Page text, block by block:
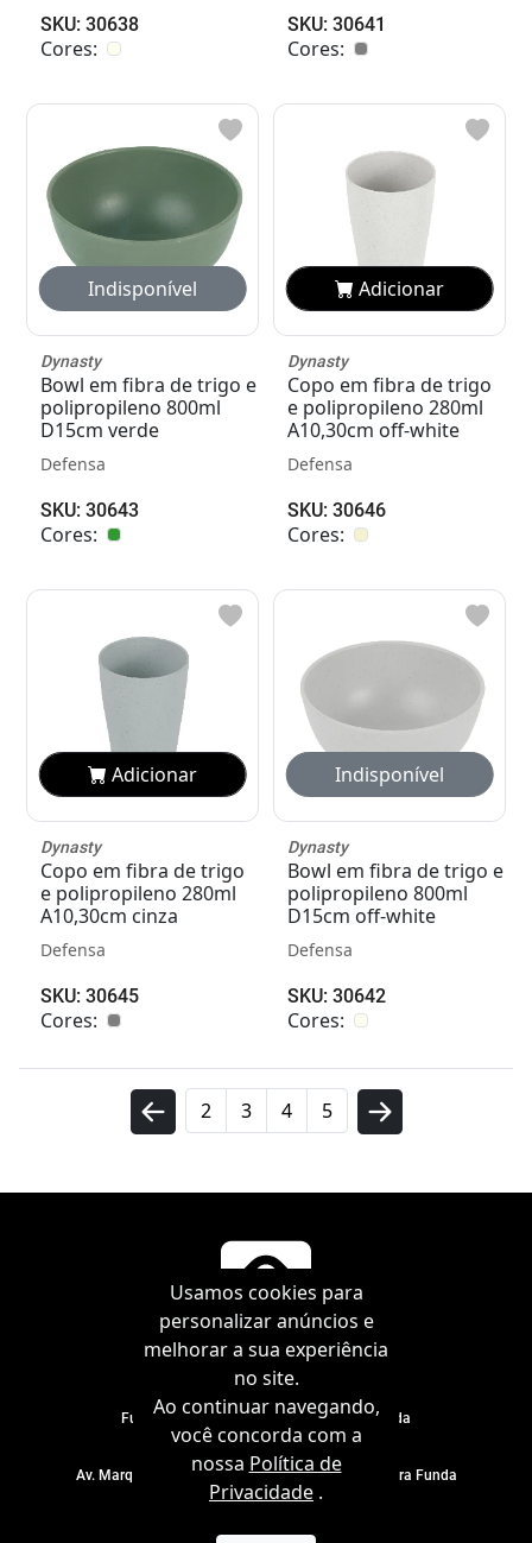
SKU: 30638
Cores:
SKU: 30641
Cores:
Adicionar
Dynasty
Bowl em fibra de trigo e
polipropileno 800ml
D15cm verde
Defensa
SKU: 30643
Cores:
Adicionar
Dynasty
Copo em fibra de trigo
e polipropileno 280ml
A10,30cm off-white
Defensa
SKU: 30646
Cores:
Adicionar
Dynasty
Copo em fibra de trigo
e polipropileno 280ml
A10,30cm cinza
Defensa
SKU: 30645
Cores:
Adicionar
Dynasty
Bowl em fibra de trigo e
polipropileno 800ml
D15cm off-white
Defensa
SKU: 30642
Cores:
2 3 4 5
Full Fit Industria Importação e Comércio Ltda
CNPJ 60.963.378/0001-12
Av. Marquês de São Vicente, 1303 - 15° andar, Barra Funda
São Paulo - São Paulo - CEP: 01.139-001
Telefone:(11) 3577 0550
Usamos cookies para
personalizar anúncios e
melhorar a sua experiência
no site.
Ao continuar navegando,
você concorda com a
nossa Política de
Privacidade .